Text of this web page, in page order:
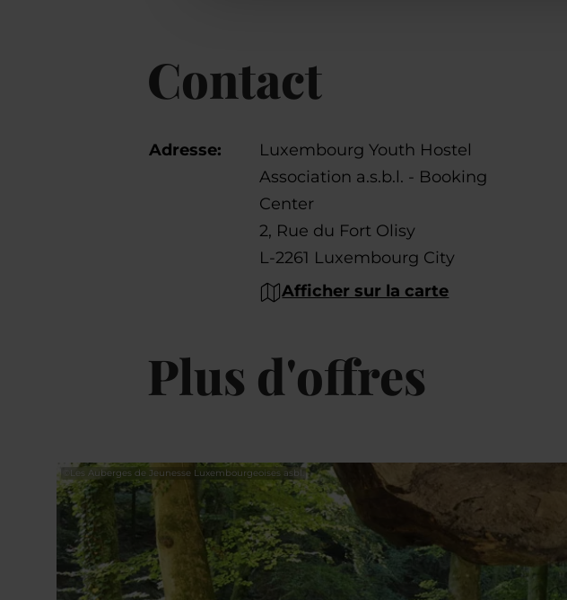
Contact
Adresse:
Luxembourg Youth Hostel
Association a.s.b.l. - Booking
Center
2, Rue du Fort Olisy
L-2261 Luxembourg City
Afficher sur la carte
Plus d'offres
Les Auberges de Jeunesse Luxembourgeoises asbl.